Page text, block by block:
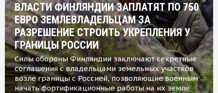
ВЛАСТИ ФИНЛЯНДИИ ЗАПЛАТЯТ ПО 750
ЕВРО ЗЕМЛЕВЛАДЕЛЬЦАМ ЗА
РАЗРЕШЕНИЕ СТРОИТЬ УКРЕПЛЕНИЯ У
ГРАНИЦЫ РОССИИ
Силы обороны Финляндии заключают секретные
соглашения с владельцами земельных участков
возле границы с Россией, позволяющие военным
начать фортификационные работы на их земле